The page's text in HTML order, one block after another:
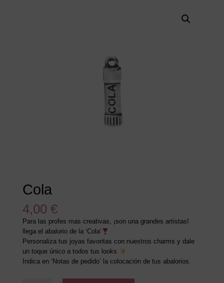
Cola
4,00 €
Para las profes mas creativas, ¡son una grandes artistas!
llega el abalorio de la ‘Cola’
Personaliza tus joyas favoritas con nuestros charms y dale
un toque único a todos tus looks
Indica en ‘Notas de pedido’ la colocación de tus abalorios.